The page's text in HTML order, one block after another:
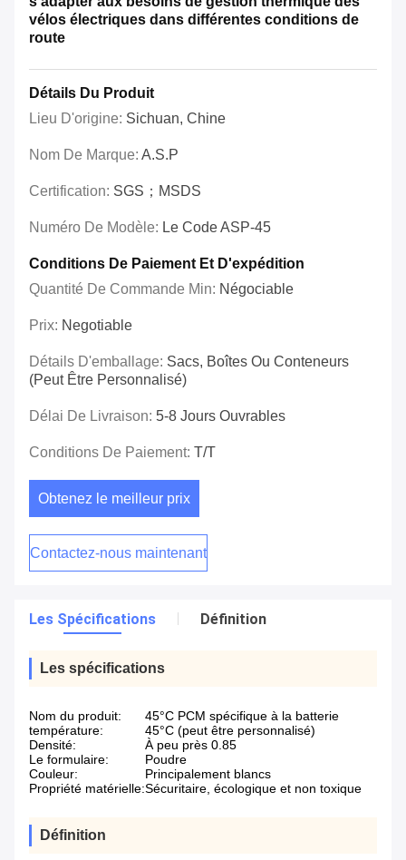
vélos électriques dans différentes conditions de
route
Détails Du Produit
Lieu D'origine: Sichuan, Chine
Nom De Marque: A.S.P
Certification: SGS；MSDS
Numéro De Modèle: Le Code ASP-45
Conditions De Paiement Et D'expédition
Quantité De Commande Min: Négociable
Prix: Negotiable
Détails D'emballage: Sacs, Boîtes Ou Conteneurs
(peut Être Personnalisé)
Délai De Livraison: 5-8 Jours Ouvrables
Conditions De Paiement: T/T
Obtenez le meilleur prix
Contactez-nous maintenant
Les Spécifications Définition
Les spécifications
Nom du produit:
45°C PCM spécifique à la batterie
température:
45°C (peut être personnalisé)
Densité:
À peu près 0.85
Le formulaire:
Poudre
Couleur:
Principalement blancs
Propriété matérielle:Sécuritaire, écologique et non toxique
Définition